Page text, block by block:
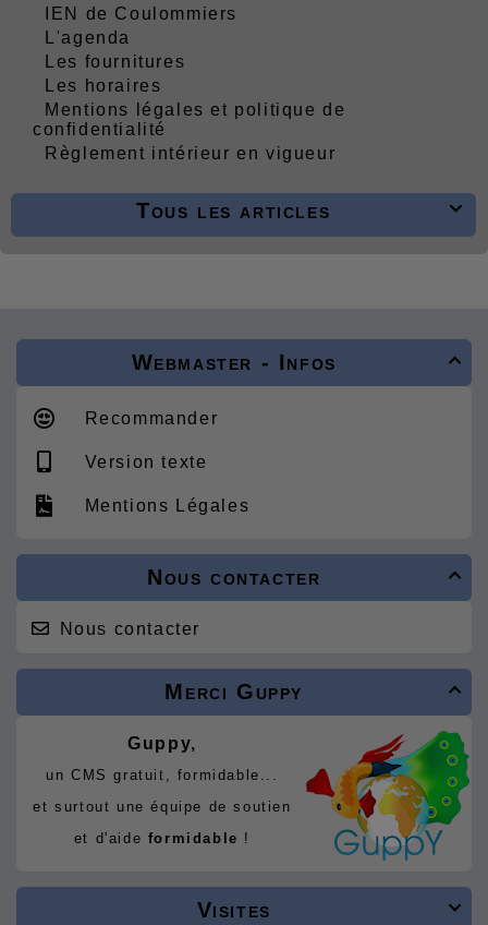
IEN de Coulommiers
L'agenda
Les fournitures
Les horaires
Mentions légales et politique de
confidentialité
Règlement intérieur en vigueur

Tous les articles

Webmaster - Infos
Recommander
Version texte
Mentions Légales

Nous contacter
Nous contacter

Merci Guppy
Guppy,
un CMS gratuit, formidable...
et surtout une équipe de soutien
et d'aide formidable !

Visites